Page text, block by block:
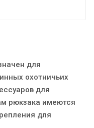
для
охотничьих
для
рюкзака имеются
для